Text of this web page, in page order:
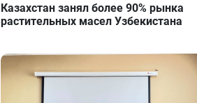
Казахстан занял более 90% рынка
растительных масел Узбекистана